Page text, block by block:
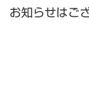
お知らせはご